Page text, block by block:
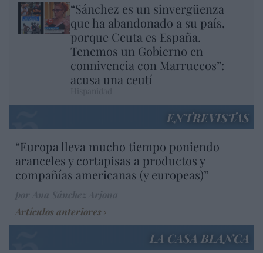
“Sánchez es un sinvergüenza
que ha abandonado a su país,
porque Ceuta es España.
Tenemos un Gobierno en
connivencia con Marruecos”:
acusa una ceutí
ENTREVISTAS
“Europa lleva mucho tiempo poniendo
aranceles y cortapisas a productos y
compañías americanas (y europeas)”
Artículos anteriores
LA CASA BLANCA